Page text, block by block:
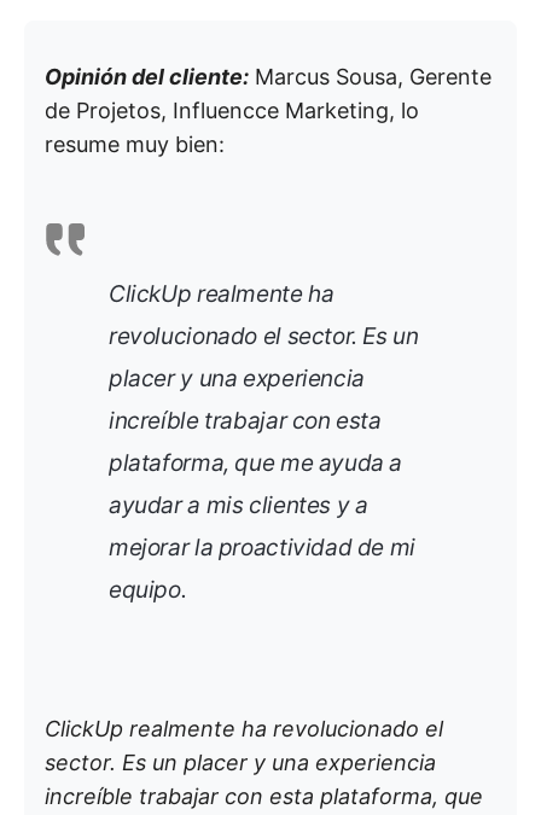
Opinión del cliente: Marcus Sousa, Gerente
de Projetos, Influencce Marketing, lo
resume muy bien:
ClickUp realmente ha
revolucionado el sector. Es un
placer y una experiencia
increíble trabajar con esta
plataforma, que me ayuda a
ayudar a mis clientes y a
mejorar la proactividad de mi
equipo.
ClickUp realmente ha revolucionado el
sector. Es un placer y una experiencia
increíble trabajar con esta plataforma, que